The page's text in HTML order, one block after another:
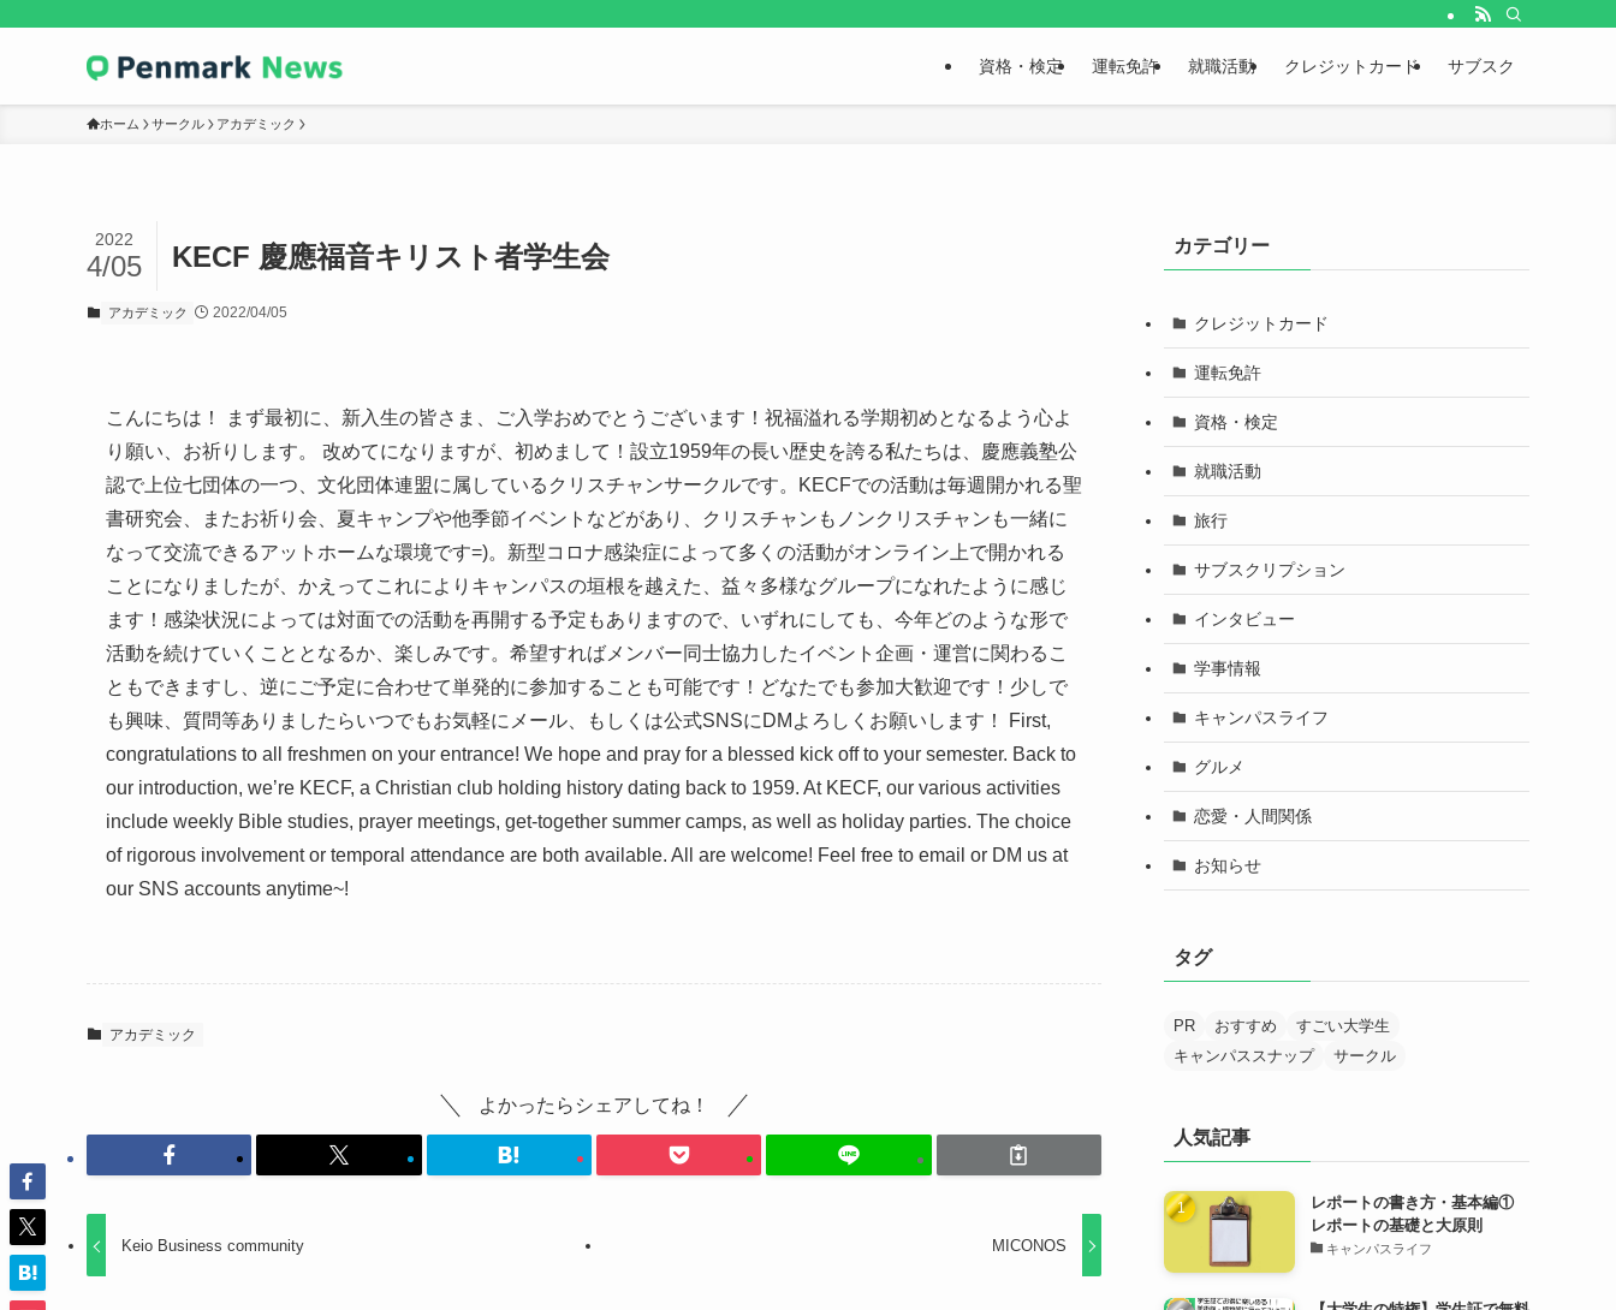
資格・検定 運転免許 就職活動 クレジットカード サブスク
ホーム サークル アカデミック
KECF 慶應福音キリスト者学生会
2022
4/05
アカデミック 2022/04/05
こんにちは！ まず最初に、新入生の皆さま、ご入学おめでとうございます！祝福溢れる学期初めとなるよう心よ
り願い、お祈りします。 改めてになりますが、初めまして！設立1959年の長い歴史を誇る私たちは、慶應義塾公
認で上位七団体の一つ、文化団体連盟に属しているクリスチャンサークルです。KECFでの活動は毎週開かれる聖
書研究会、またお祈り会、夏キャンプや他季節イベントなどがあり、クリスチャンもノンクリスチャンも一緒に
なって交流できるアットホームな環境です=)。新型コロナ感染症によって多くの活動がオンライン上で開かれる
ことになりましたが、かえってこれによりキャンパスの垣根を越えた、益々多様なグループになれたように感じ
ます！感染状況によっては対面での活動を再開する予定もありますので、いずれにしても、今年どのような形で
活動を続けていくこととなるか、楽しみです。希望すればメンバー同士協力したイベント企画・運営に関わるこ
ともできますし、逆にご予定に合わせて単発的に参加することも可能です！どなたでも参加大歓迎です！少しで
も興味、質問等ありましたらいつでもお気軽にメール、もしくは公式SNSにDMよろしくお願いします！ First,
congratulations to all freshmen on your entrance! We hope and pray for a blessed kick off to your semester. Back to
our introduction, we’re KECF, a Christian club holding history dating back to 1959. At KECF, our various activities
include weekly Bible studies, prayer meetings, get-together summer camps, as well as holiday parties. The choice
of rigorous involvement or temporal attendance are both available. All are welcome! Feel free to email or DM us at
our SNS accounts anytime~!
アカデミック
よかったらシェアしてね！
Keio Business community MICONOS
カテゴリー
クレジットカード
運転免許
資格・検定
就職活動
旅行
サブスクリプション
インタビュー
学事情報
キャンパスライフ
グルメ
恋愛・人間関係
お知らせ
タグ
PR おすすめ
すごい大学生
キャンパススナップ
サークル
人気記事
レポートの書き方・基本編①
レポートの基礎と大原則
キャンパスライフ